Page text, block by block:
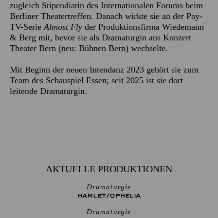
zugleich Stipendiatin des Internationalen Forums beim
Berliner Theatertreffen. Danach wirkte sie an der Pay-
TV-SerieAlmost Fly der Produktionsfirma Wiedemann
& Berg mit, bevor sie als Dramaturgin ans Konzert
Theater Bern (neu: Bühnen Bern) wechselte.
Mit Beginn der neuen Intendanz 2023 gehört sie zum
Team des Schauspiel Essen; seit 2025 ist sie dort
leitende Dramaturgin.
AKTUELLE PRODUKTIONEN
Dramaturgie
HAMLET/­OPHELIA
Dramaturgie